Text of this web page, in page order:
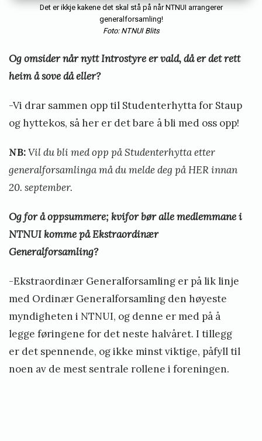
Det er ikkje kakene det skal stå på når NTNUI arrangerer
generalforsamling!
Foto: NTNUI Blits
Og omsider når nytt Introstyre er vald, då er det rett
heim å sove då eller?
-Vi drar sammen opp til Studenterhytta for Staup
og hyttekos, så her er det bare å bli med oss opp!
NB:Vil du bli med opp på Studenterhytta etter
generalforsamlinga må du melde deg påHERinnan
20. september.
Og for å oppsummere; kvifor bør alle medlemmane i
NTNUI komme på Ekstraordinær
Generalforsamling?
-Ekstraordinær Generalforsamling er på lik linje
med Ordinær Generalforsamling den høyeste
myndigheten i NTNUI, og denne er med på å
legge føringene for det neste halvåret. I tillegg
er det spennende, og ikke minst viktige, påfyll til
noen av de mest sentrale rollene i foreningen.